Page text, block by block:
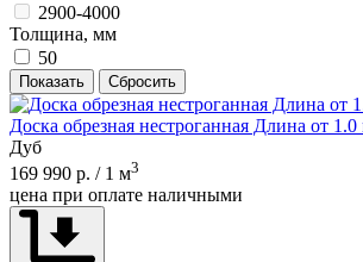
2900-4000
Толщина, мм
50
Показать Сбросить
Доска обрезная нестроганная Длина от
Дуб
169 990 р. / 1 м3
цена при оплате наличными